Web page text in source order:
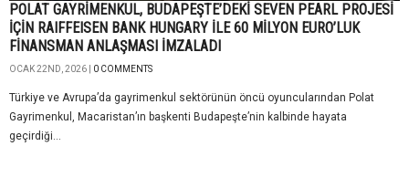
POLAT GAYRİMENKUL, BUDAPEŞTE’DEKİ SEVEN PEARL PROJESİ
İÇİN RAIFFEISEN BANK HUNGARY İLE 60 MİLYON EURO’LUK
FİNANSMAN ANLAŞMASI İMZALADI
OCAK 22ND, 2026 | 0 COMMENTS
Türkiye ve Avrupa’da gayrimenkul sektörünün öncü oyuncularından Polat
Gayrimenkul, Macaristan’ın başkenti Budapeşte’nin kalbinde hayata
geçirdiği...